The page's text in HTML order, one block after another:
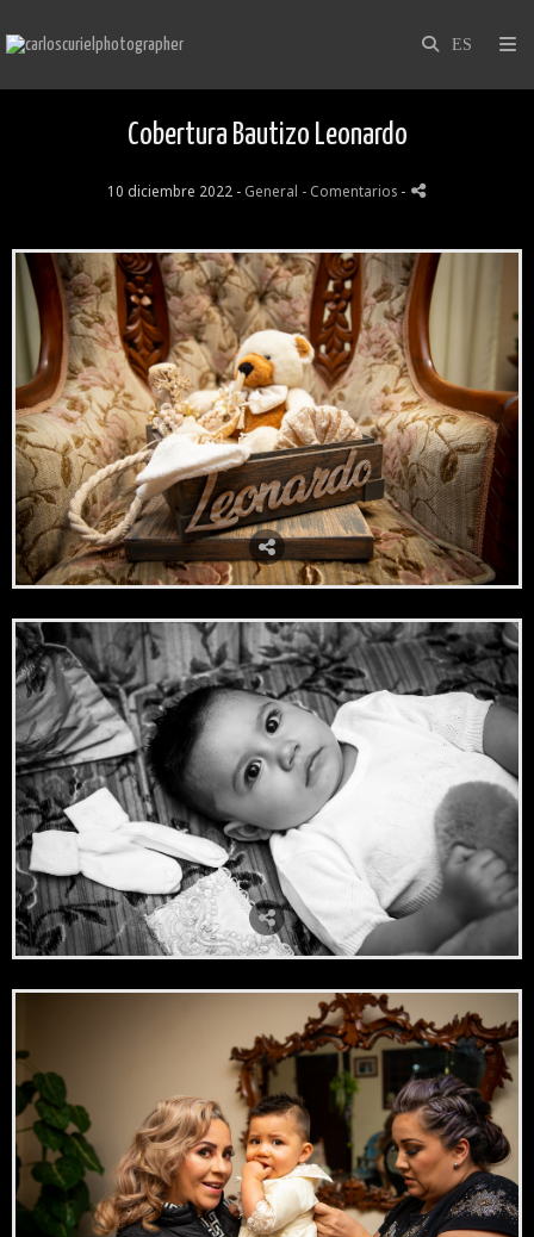
Cobertura Bautizo Leonardo
10 diciembre 2022 - General - Comentarios -